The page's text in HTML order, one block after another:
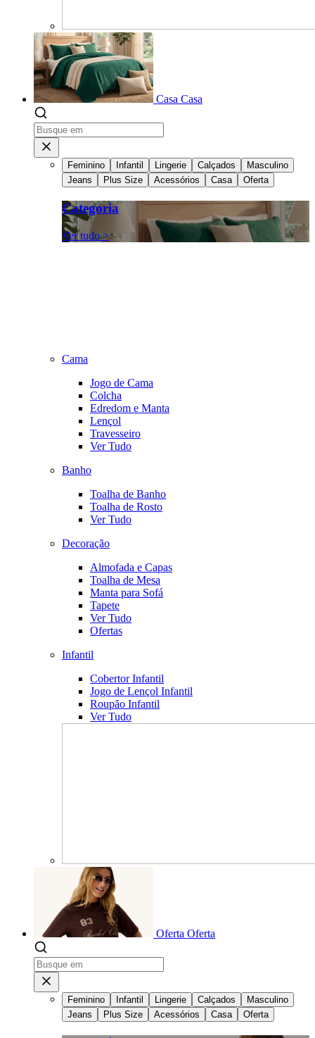
Casa Casa
Feminino Infantil Lingerie Calçados
Masculino
Jeans
Plus Size Acessórios Casa Oferta
Categoria
Ver tudo >
Cama
Jogo de Cama
Colcha
Edredom e Manta
Lençol
Travesseiro
Ver Tudo
Banho
Toalha de Banho
Toalha de Rosto
Ver Tudo
Decoração
Almofada e Capas
Toalha de Mesa
Manta para Sofá
Tapete
Ver Tudo
Ofertas
Infantil
Cobertor Infantil
Jogo de Lençol Infantil
Roupão Infantil
Ver Tudo
Oferta Oferta
Feminino Infantil Lingerie Calçados
Masculino
Jeans
Plus Size Acessórios Casa Oferta